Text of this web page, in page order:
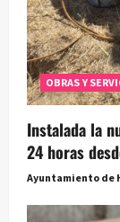
OBRAS Y
Instalada la
24 horas
Ayuntamiento de